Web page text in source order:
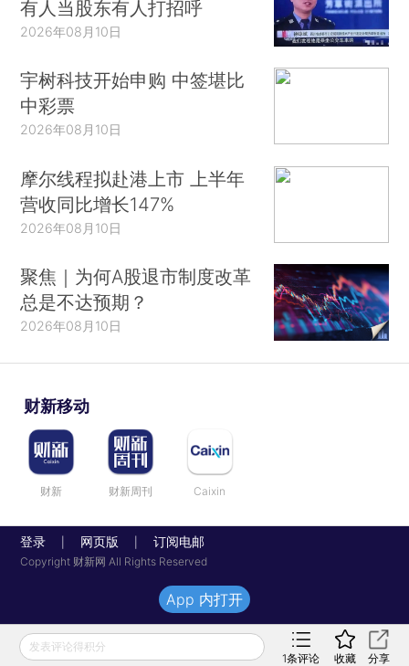
有人当股东有人打招呼
2026年08月10日
宇树科技开始申购 中签堪比
中彩票
2026年08月10日
摩尔线程拟赴港上市 上半年
营收同比增长147%
2026年08月10日
聚焦｜为何A股退市制度改革
总是不达预期？
2026年08月10日
财新移动
财新 财新周刊 Caixin
登录 网页版 订阅电邮
Copyright 财新网 All Rights Reserved
发表评论得积分
1条评论 收藏 分享
App 内打开